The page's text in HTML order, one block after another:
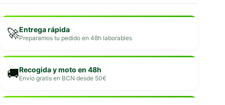
🚀Entrega rápida
Preparamos tu pedido en 48h laborables
🚚Recogida y moto en 48h
Envío gratis en BCN desde 50€